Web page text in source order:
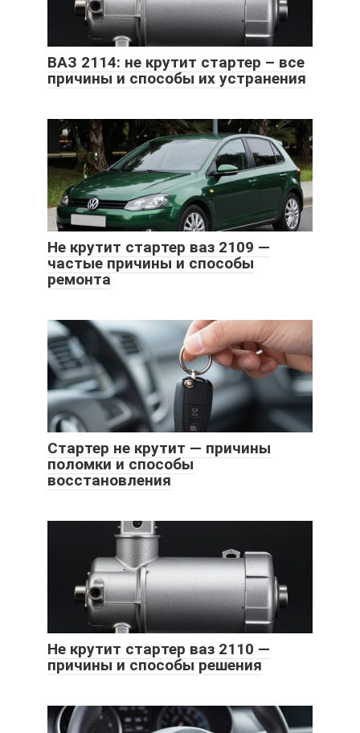
ВАЗ 2114: не крутит стартер – все
причины и способы их устранения
Не крутит стартер ваз 2109 —
частые причины и способы
ремонта
Стартер не крутит — причины
поломки и способы
восстановления
Не крутит стартер ваз 2110 —
причины и способы решения